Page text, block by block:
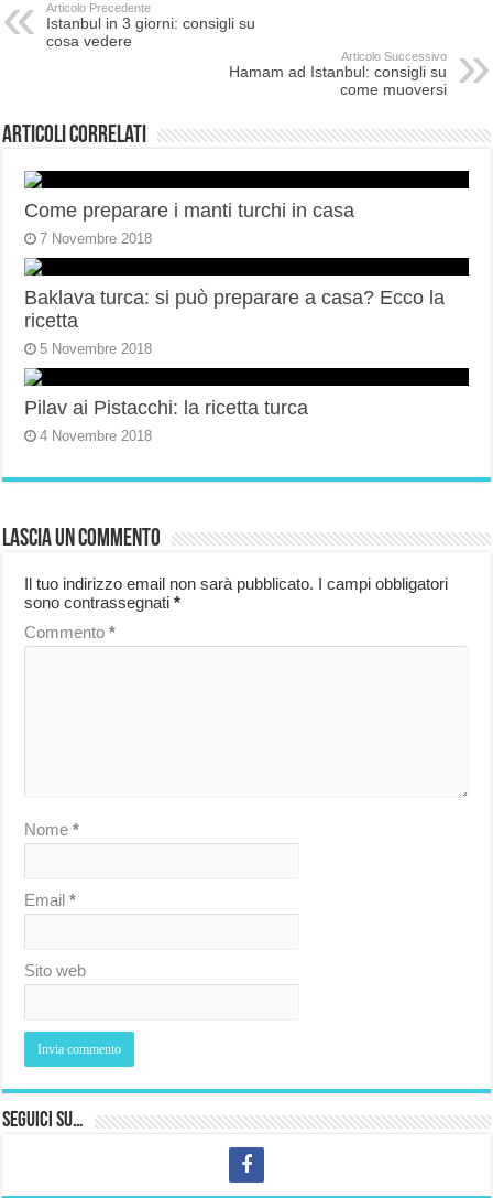
Articolo Precedente
Istanbul in 3 giorni: consigli su
cosa vedere
Articolo Successivo
Hamam ad Istanbul: consigli su
come muoversi
Articoli correlati
Come preparare i manti turchi in casa
7 Novembre 2018
Baklava turca: si può preparare a casa? Ecco la
ricetta
5 Novembre 2018
Pilav ai Pistacchi: la ricetta turca
4 Novembre 2018
Lascia un commento
Il tuo indirizzo email non sarà pubblicato. I campi obbligatori
sono contrassegnati*
Commento*
Nome*
Email*
Sito web
Seguici su…